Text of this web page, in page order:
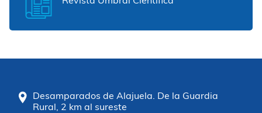
Desamparados de Alajuela. De la Guardia
Rural, 2 km al sureste